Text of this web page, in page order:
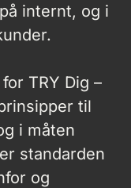
internt, og i
TRY Dig –
til
i måten
standarden
og